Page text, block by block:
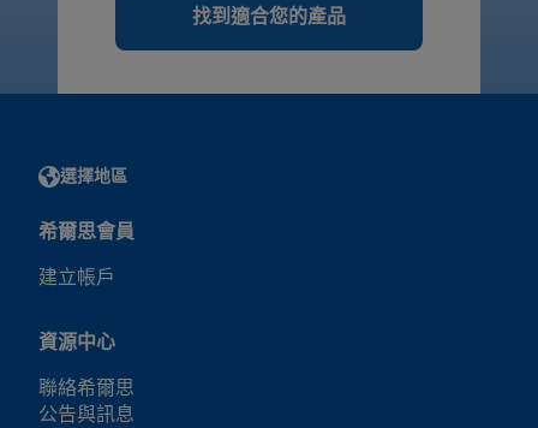
找到適合您的產品
選擇地區
希爾思會員
建立帳戶
資源中心
聯絡希爾思
公告與訊息